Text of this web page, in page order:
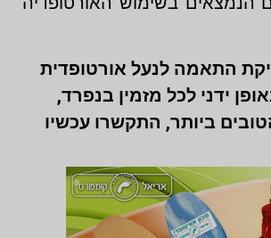
התאמה לנעל אורטופדית
ידני לכל מזמין בנפרד,
ביותר, התקשרו עכשיו